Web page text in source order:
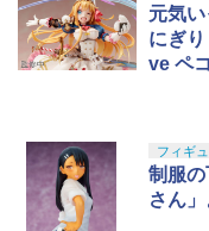
元気
にぎ
ve ペ
フィギ
制服
さん